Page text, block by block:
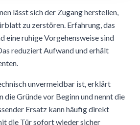
lässt sich der Zugang herstellen,
zu zerstören. Erfahrung, das
eine ruhige Vorgehensweise sind
reduziert Aufwand und erhält
unvermeidbar ist, erklärt
die Gründe vor Beginn und nennt die
Ersatz kann häufig direkt
die Tür sofort wieder sicher